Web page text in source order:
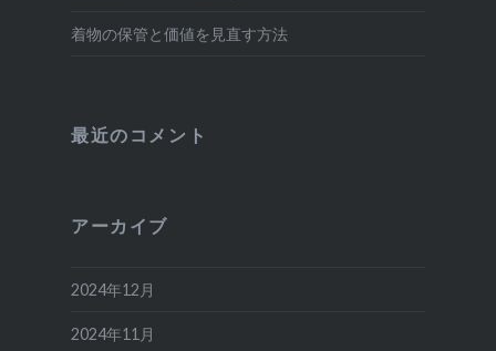
着物の保管と価値を見直す方法
最近のコメント
アーカイブ
2024年12月
2024年11月